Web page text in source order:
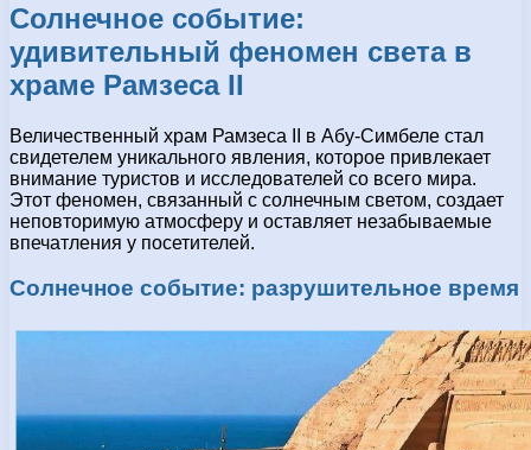
Солнечное событие:
удивительный феномен света в
храме Рамзеса II
Величественный храм Рамзеса II в Абу-Симбеле стал
свидетелем уникального явления, которое привлекает
внимание туристов и исследователей со всего мира.
Этот феномен, связанный с солнечным светом, создает
неповторимую атмосферу и оставляет незабываемые
впечатления у посетителей.
Солнечное событие: разрушительное время